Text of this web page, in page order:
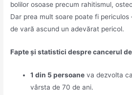
bolilor osoase precum rahitismul,
Dar prea mult soare poate fi periculos
de vară ascund un adevărat pericol.
Fapte și statistici despre cancerul
1 din 5 persoane va dezvolta
vârsta de 70 de ani.